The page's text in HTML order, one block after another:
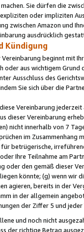
Sie dürfen die
oder impliziten
zwischen Amazon und
ausdrücklich
Kündigung
beginnt mit
oder aus wichtigem Grund
Ausschluss des
Sie sich über die
Vereinbarung
dieser Vereinbarung
nicht innerhalb von 7
im Zusammenhang
betrügerische,
Ihre Teilnahme am
oder den gemäß dieser
könnte; (g) wenn wir
agieren, bereits in der
in der allgemein
der Ziffer 5 und
und noch nicht
der richtige Betrag